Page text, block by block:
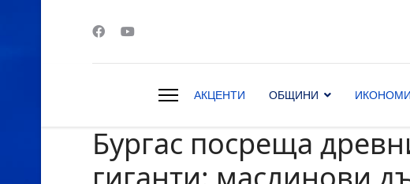
АКЦЕНТИ ОБЩИНИ
Бургас посреща